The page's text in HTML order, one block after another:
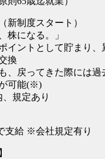
新制度スタート）
株になる。」
イントとして貯まり
換
、戻ってきた際には
可能(※)
規定あり
支給 ※会社規定有り